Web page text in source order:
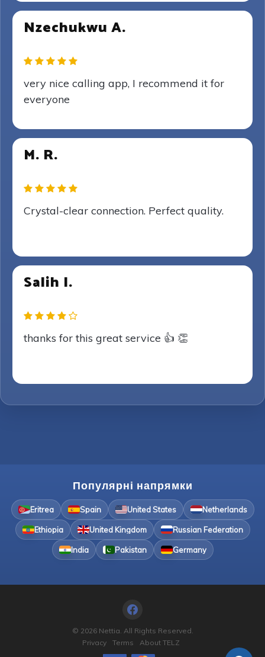
Nzechukwu A.
very nice calling app, I recommend it for
everyone
M. R.
Crystal-clear connection. Perfect quality.
Salih I.
thanks for this great service 👍 👏
Популярні напрямки
Eritrea Spain United States Netherlands
Ethiopia United Kingdom Russian Federation
India Pakistan Germany
© 2026 Nettia. All Rights Reserved.
Privacy
Terms About TELZ